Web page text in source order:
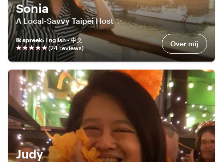
Sonia
A Local-Savvy Taipei Host ✨
Ik spreek: English • 中文
(24reviews) Over mij
Judy